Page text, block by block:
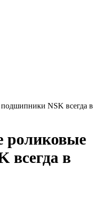
NSK всегда в
роликовые
всегда в